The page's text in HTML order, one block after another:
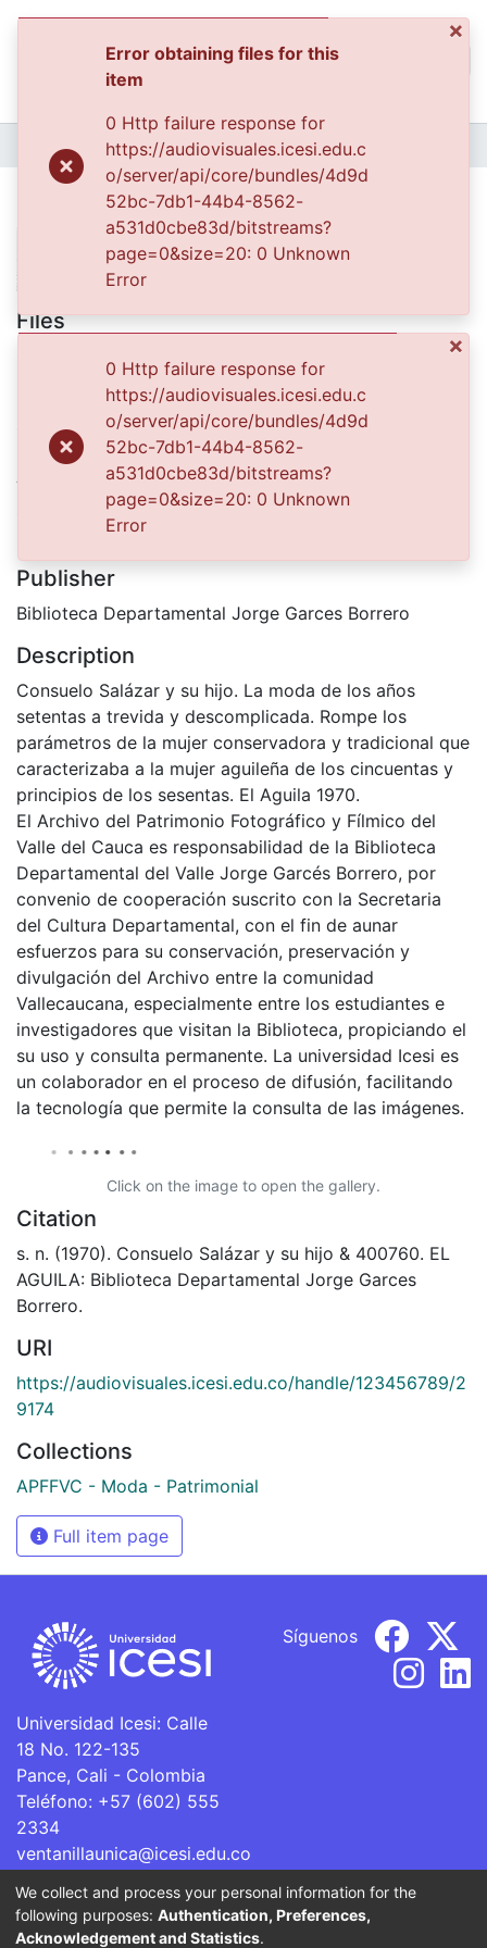
All of DSpace
Statistics
Home
Consuelo Salázar y su hijo
Files
1970-11-13
Authors
Publisher
Biblioteca Departamental Jorge Garces Borrero
Description
Consuelo Salázar y su hijo. La moda de los años
setentas a trevida y descomplicada. Rompe los
parámetros de la mujer conservadora y tradicional que
caracterizaba a la mujer aguileña de los cincuentas y
principios de los sesentas. El Aguila 1970.
El Archivo del Patrimonio Fotográfico y Fílmico del
Valle del Cauca es responsabilidad de la Biblioteca
Departamental del Valle Jorge Garcés Borrero, por
convenio de cooperación suscrito con la Secretaria
del Cultura Departamental, con el fin de aunar
esfuerzos para su conservación, preservación y
divulgación del Archivo entre la comunidad
Vallecaucana, especialmente entre los estudiantes e
investigadores que visitan la Biblioteca, propiciando el
su uso y consulta permanente. La universidad Icesi es
un colaborador en el proceso de difusión, facilitando
la tecnología que permite la consulta de las imágenes.
Click on the image to open the gallery.
Citation
s. n. (1970). Consuelo Salázar y su hijo & 400760. EL
AGUILA: Biblioteca Departamental Jorge Garces
Borrero.
URI
https://audiovisuales.icesi.edu.co/handle/123456789/2
9174
Collections
APFFVC - Moda - Patrimonial
Full item page
Universidad Icesi: Calle
18 No. 122-135
Pance, Cali - Colombia
Teléfono: +57 (602) 555
2334
ventanillaunica@icesi.edu.co
Síguenos
La Universidad Icesi es una Institución de Educación
Superior que se encuentra sujeta a inspección y vigilancia
×
Error obtaining files for this
item
0 Http failure response for
https://audiovisuales.icesi.edu.c
o/server/api/core/bundles/4d9d
52bc-7db1-44b4-8562-
a531d0cbe83d/bitstreams?
page=0&size=20: 0 Unknown
Error
×
0 Http failure response for
https://audiovisuales.icesi.edu.c
o/server/api/core/bundles/4d9d
52bc-7db1-44b4-8562-
a531d0cbe83d/bitstreams?
page=0&size=20: 0 Unknown
Error
We collect and process your personal information for the
following purposes: Authentication, Preferences,
Acknowledgement and Statistics.